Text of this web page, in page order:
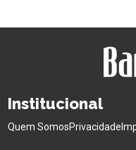
Institucional
Quem SomosPrivacidade